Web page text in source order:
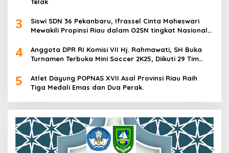
3
Siswi SDN 36 Pekanbaru, Ifrassel Cinta Maheswari
Mewakili Propinsi Riau dalam O2SN tingkat Nasional
4
Anggota DPR RI Komisi VII Hj. Rahmawati, SH Buka
Turnamen Terbuka Mini Soccer 2K25, Diikuti 29 Tim
5
Atlet Dayung POPNAS XVII Asal Provinsi Riau Raih
Tiga Medali Emas dan Dua Perak.